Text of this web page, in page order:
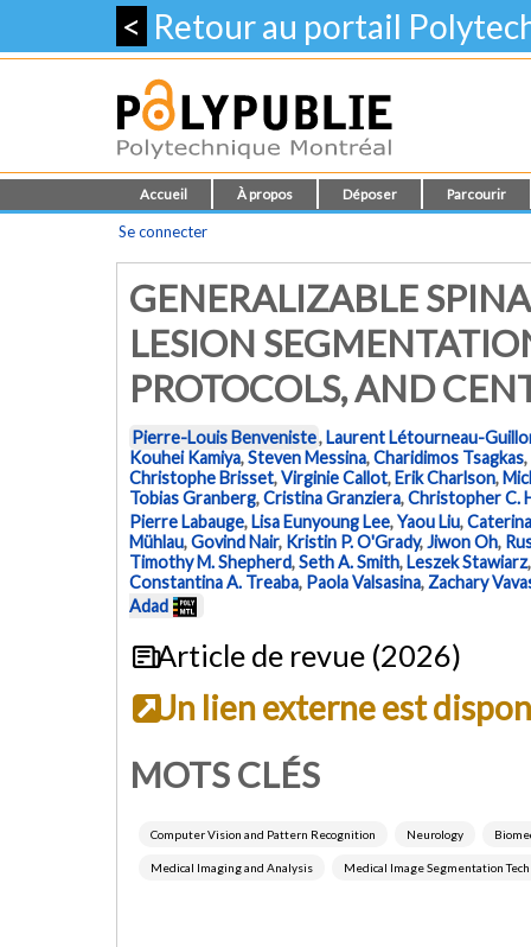
< Retour au portail
Accueil À propos Déposer Parcourir
Se connecter
GENERALIZABLE
LESION
PROTOCOLS, AND
Pierre-Louis Benveniste,Laurent Létourneau-
Kouhei Kamiya,Steven Messina,Charidimos Tsagkas,
Christophe Brisset,Virginie Callot,Erik Charlson,
Tobias Granberg,Cristina Granziera,Christopher C.
Pierre Labauge,Lisa Eunyoung Lee,Yaou Liu,
Mühlau,Govind Nair, Kristin P. O'Grady,Jiwon Oh,
Timothy M. Shepherd,Seth A. Smith,Leszek Stawiarz
Constantina A. Treaba, Paola Valsasina, Zachary
Adad
Article de revue (2026)
Un lien externe est
MOTS CLÉS
Computer Vision and Pattern Recognition Neurology
Medical Imaging and Analysis Medical Image Segmentation